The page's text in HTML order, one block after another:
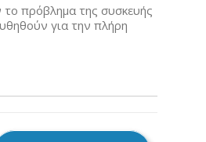
το πρόβλημα της συσκευής
για την πλήρη